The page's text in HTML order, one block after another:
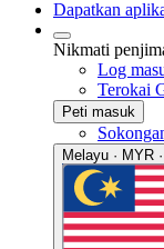
Dapatkan
Nikmati
Log
Terokai
Peti masuk
Melayu · MYR